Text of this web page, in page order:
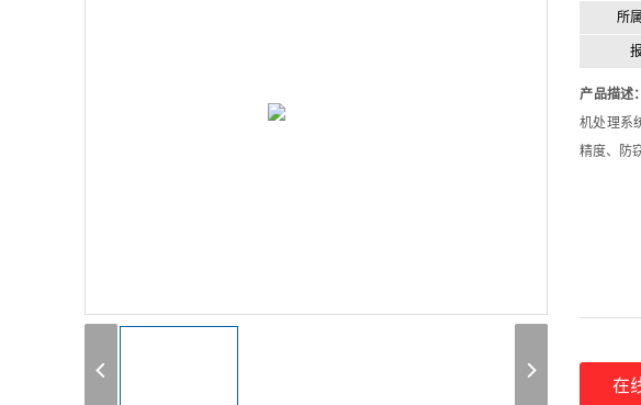
所
产品描述
机处理系
精度、防
在